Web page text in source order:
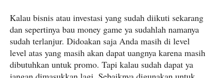
Kalau bisnis atau investasi yang sudah diikuti sekarang
dan sepertinya bau money game ya sudahlah namanya
sudah terlanjur. Didoakan saja Anda masih di level
level atas yang masih akan dapat uangnya karena masih
dibutuhkan untuk promo. Tapi kalau sudah dapat ya